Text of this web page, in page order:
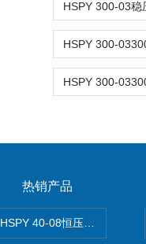
热销产品
HSPY 40-08恒压恒流恒功率